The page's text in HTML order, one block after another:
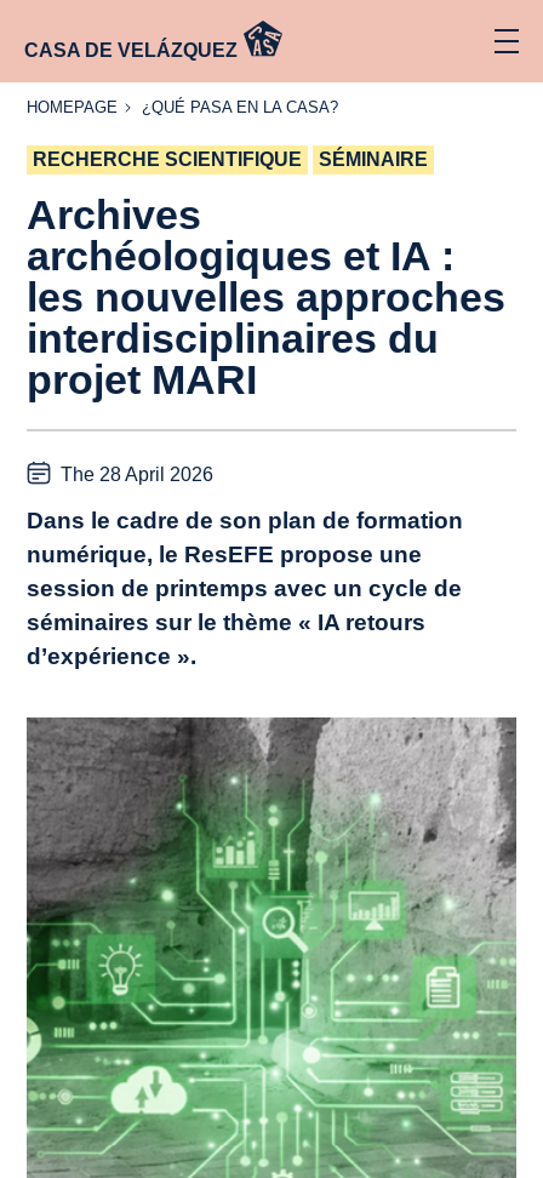
CASA DE VELÁZQUEZ
HOMEPAGE
HOMEPAGE
¿QUÉ
CASA?
¿QUÉ PASA EN LA CASA?
RECHERCHE SCIENTIFIQUE SÉMINAIRE
Archives
archéologiques et IA :
les nouvelles approches
interdisciplinaires du
projet MARI
The 28 April 2026
Dans le cadre de son plan de formation
numérique, le ResEFE propose une
session de printemps avec un cycle de
séminaires sur le thème « IA retours
d’expérience ».